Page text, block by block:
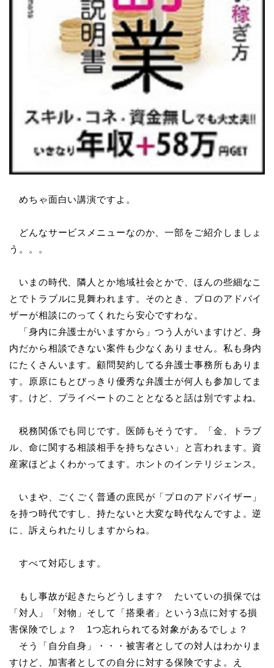
めちゃ面白い講演ですよ。
どんなサービスメニューなのか、一部をご紹介しましょ
う。。。
いまの時代、隣人とか地域社会とかで、ほんの些細なこ
とでトラブルに見舞われます。そのとき、プロのアドバイ
ザーが相談にのってくれたら安心ですわな。
「身内に弁護士がいますから」つう人がいますけど、身
内だから相談できない案件も少なくありません。私も身内
にたくさんいます。顧問契約してる弁護士事務所もありま
す。原原にもとびっきり優秀な弁護士が何人も参加してま
す。けど、プライベートのこととなると話は別ですよね。
税務関係でも同じです。医師もそうです。「金、トラブ
ル、命に関する相談相手を持ちなさい」と言われます。資
産家ほどよくわかってます。ホントのインテリジェンス。
いまや、ごくごく普通の庶民が「プロのアドバイザー」
を持つ時代ですし、持たないと大変な時代なんですよ。逆
に、訴えられたりしますからね。
すべて対応します。
もし事故が起きたらどうします？ たいていの損保では
「対人」「対物」そして「搭乗者」という3点に対する損
害保険でしょ？ 1つ忘れられてる対象があるでしょ？
そう「自分自身」・・・被害者としての対人はわかりま
すけど、加害者としての自分に対する保険ですよ。え